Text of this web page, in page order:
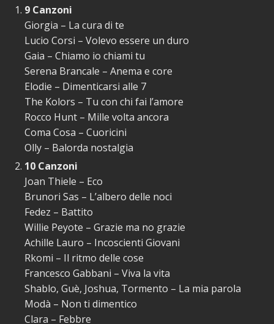
9 Canzoni
Giorgia – La cura di te
Lucio Corsi – Volevo essere un duro
Gaia – Chiamo io chiami tu
Serena Brancale – Anema e core
Elodie – Dimenticarsi alle 7
The Kolors – Tu con chi fai l’amore
Rocco Hunt – Mille volta ancora
Coma Cosa – Cuoricini
Olly – Balorda nostalgia
10 Canzoni
Joan Thiele – Eco
Brunori Sas – L’albero delle noci
Fedez – Battito
Willie Peyote – Grazie ma no grazie
Achille Lauro – Incoscienti Giovani
Rkomi – Il ritmo delle cose
Francesco Gabbani – Viva la vita
Shablo, Guè, Joshua, Tormento – La mia parola
Modà – Non ti dimentico
Clara – Febbre